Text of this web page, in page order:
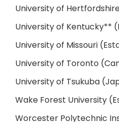
University of
University of Kentucky**
University of Missouri
University of Toronto
University of Tsukuba
Wake Forest University
Worcester Polytechnic